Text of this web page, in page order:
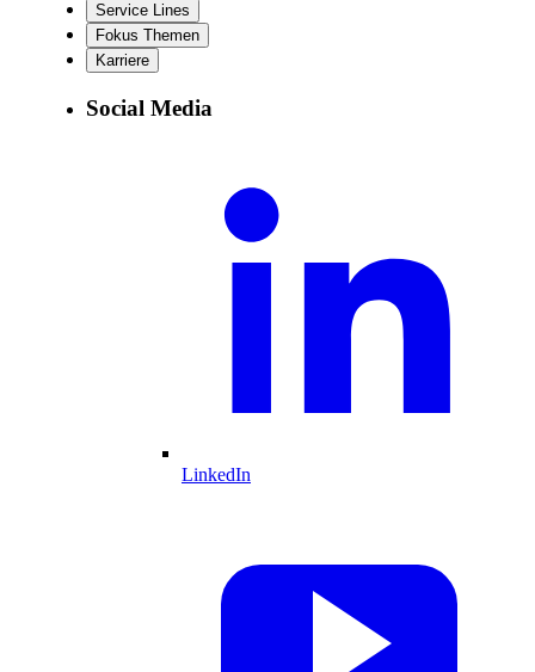
Service Lines
Fokus Themen
Karriere
Social Media
LinkedIn